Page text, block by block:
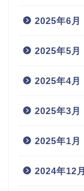
2025年6月
2025年5月
2025年4月
2025年3月
2025年1月
2024年12月